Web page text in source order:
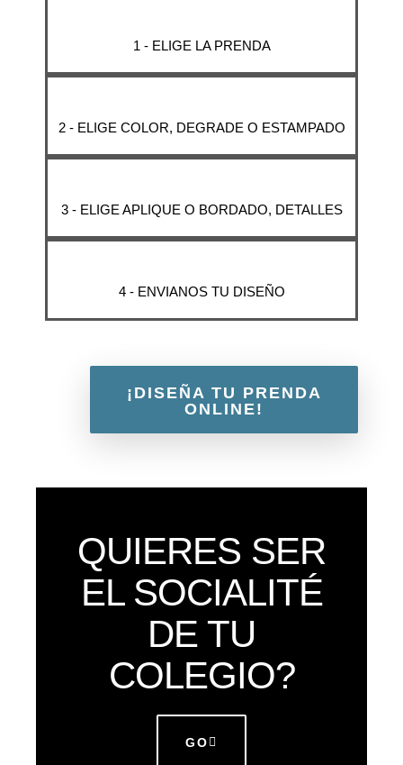
1 - ELIGE LA PRENDA
2 - ELIGE COLOR, DEGRADE O ESTAMPADO
3 - ELIGE APLIQUE O BORDADO, DETALLES
4 - ENVIANOS TU DISEÑO
¡DISEÑA TU PRENDA
ONLINE!
QUIERES SER
EL SOCIALITÉ
DE TU
COLEGIO?
GO